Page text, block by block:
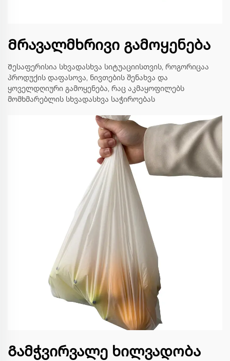
Მრავალმხრივი გამოყენება
Შესაფერისია სხვადასხვა სიტუაციისთვის, როგორიცაა
პროდუქის დაფასოვა, ნივთების შენახვა და
ყოველდღიური გამოყენება, რაც აკმაყოფილებს
მომხმარებლის სხვადასხვა საჭიროებას
Გამჭვირვალე ხილვადობა